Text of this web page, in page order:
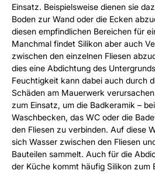
Einsatz. Beispielsweise dienen sie
Boden zur Wand oder die Ecken
diesen empfindlichen Bereichen für
Manchmal findet Silikon aber auch
zwischen den einzelnen Fliesen
dies eine Abdichtung des
Feuchtigkeit kann dabei auch durch
Schäden am Mauerwerk
zum Einsatz, um die Badkeramik –
Waschbecken, das WC oder die
den Fliesen zu verbinden. Auf diese
sich Wasser zwischen den Fliesen
Bauteilen sammelt. Auch für die
der Küche kommt häufig Silikon zum